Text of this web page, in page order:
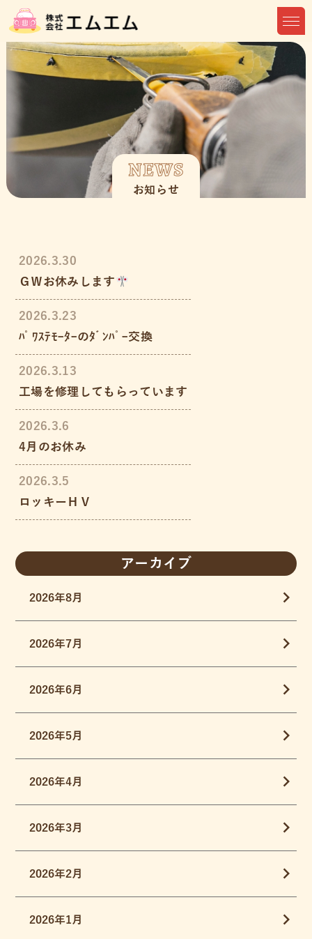
NEWS
お知らせ
2026.3.30
ＧＷお休みします
2026.3.23
ﾊﾟﾜｽﾃﾓｰﾀｰのﾀﾞﾝﾊﾟｰ交換
2026.3.13
工場を修理してもらっています
2026.3.6
4月のお休み
2026.3.5
ロッキーＨＶ
アーカイブ
2026年8月
2026年7月
2026年6月
2026年5月
2026年4月
2026年3月
2026年2月
2026年1月